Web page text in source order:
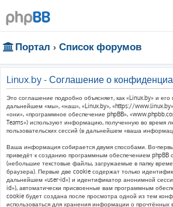
Портал Список форумов
Linux.by - Соглашение о
Это соглашение подробно объясняет, как «Linux.by» и его
дальнейшем «мы», «наш», «Linux.by», «https://
«они», «программное обеспечение phpBB»,
Teams») используют информацию, полученную во время
пользовательских сессий (в дальнейшем «ваша
Ваша информация собирается двумя способами. Во-
приведёт к созданию программным обеспечением phpBB
(небольшие текстовые файлы, загружаемые в папку
браузера). Первые две cookie содержат только
дальнейшем «user-id») и идентификатор анонимной
id»), автоматически присвоенные вам программным
cookie будет создана после просмотра одной из тем
использоваться для хранения информации о